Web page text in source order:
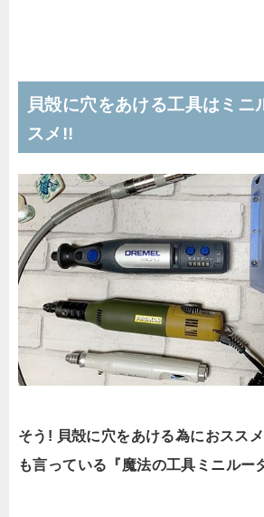
貝殻に穴をあける工具はミニ
スメ!!
そう! 貝殻に穴をあける為におスス
も言っている『魔法の工具ミニルー